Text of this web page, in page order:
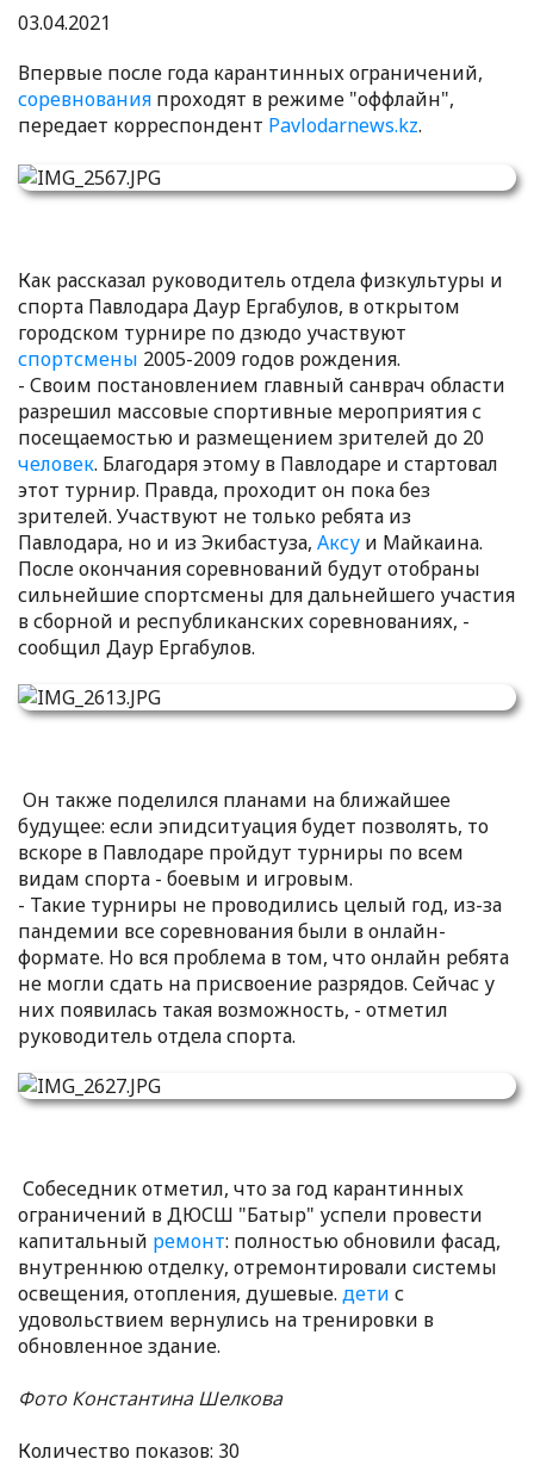
03.04.2021
Впервые после года карантинных ограничений,
соревнования проходят в режиме "оффлайн",
передает корреспондент Pavlodarnews.kz.
Как рассказал руководитель отдела физкультуры и
спорта Павлодара Даур Ергабулов, в открытом
городском турнире по дзюдо участвуют
спортсмены 2005-2009 годов рождения.
- Своим постановлением главный санврач области
разрешил массовые спортивные мероприятия с
посещаемостью и размещением зрителей до 20
человек. Благодаря этому в Павлодаре и стартовал
этот турнир. Правда, проходит он пока без
зрителей. Участвуют не только ребята из
Павлодара, но и из Экибастуза, Аксу и Майкаина.
После окончания соревнований будут отобраны
сильнейшие спортсмены для дальнейшего участия
в сборной и республиканских соревнованиях, -
сообщил Даур Ергабулов.
Он также поделился планами на ближайшее
будущее: если эпидситуация будет позволять, то
вскоре в Павлодаре пройдут турниры по всем
видам спорта - боевым и игровым.
- Такие турниры не проводились целый год, из-за
пандемии все соревнования были в онлайн-
формате. Но вся проблема в том, что онлайн ребята
не могли сдать на присвоение разрядов. Сейчас у
них появилась такая возможность, - отметил
руководитель отдела спорта.
Собеседник отметил, что за год карантинных
ограничений в ДЮСШ "Батыр" успели провести
капитальный ремонт: полностью обновили фасад,
внутреннюю отделку, отремонтировали системы
освещения, отопления, душевые. дети с
удовольствием вернулись на тренировки в
обновленное здание.
Фото Константина Шелкова
Количество показов: 30